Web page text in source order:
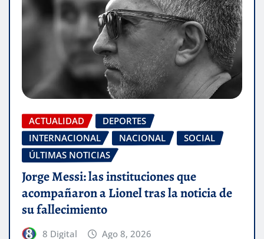
ACTUALIDAD
DEPORTES
INTERNACIONAL
NACIONAL
SOCIAL
ÚLTIMAS NOTICIAS
Jorge Messi: las instituciones que
acompañaron a Lionel tras la noticia de
su fallecimiento
8 Digital Ago 8, 2026